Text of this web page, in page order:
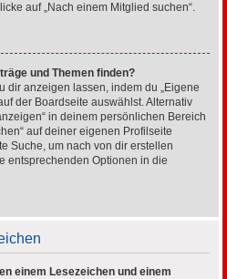
auf „Nach einem Mitglied suchen“.
und Themen finden?
dir anzeigen lassen, indem du „Eigene
der Boardseite auswählst. Alternativ
in deinem persönlichen Bereich
auf deiner eigenen Profilseite
Suche, um nach von dir erstellen
entsprechenden Optionen in die
einem Lesezeichen und einem